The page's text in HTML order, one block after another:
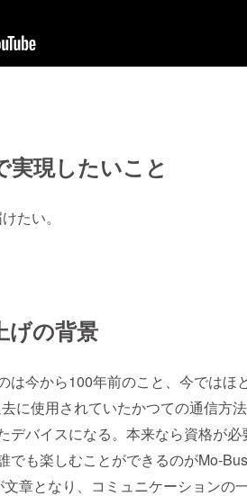
現したいこと
たい。
げの背景
は今から100年前のこと、今ではほ
に使用されていたかつての通信方
デバイスになる。本来なら資格が
でも楽しむことができるのがMo-
章となり、コミュニケーションの